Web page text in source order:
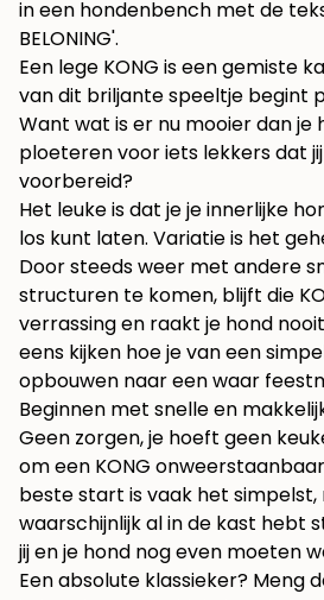
Een lege KONG is een gemiste
van dit briljante speeltje begint
Want wat is er nu mooier dan je
ploeteren voor iets lekkers dat
voorbereid?
Het leuke is dat je je innerlijke
los kunt laten. Variatie is het
Door steeds weer met andere
structuren te komen, blijft die
verrassing en raakt je hond
eens kijken hoe je van een
opbouwen naar een waar
Beginnen met snelle en
Geen zorgen, je hoeft geen
om een KONG
beste start is vaak het simpelst,
waarschijnlijk al in de kast hebt
jij en je hond nog even moeten
Een absolute klassieker? Meng